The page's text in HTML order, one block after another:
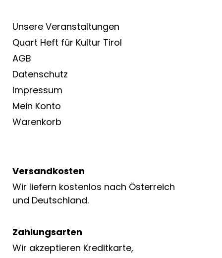
Unsere Veranstaltungen
Quart Heft für Kultur Tirol
AGB
Datenschutz
Impressum
Mein Konto
Warenkorb
Versandkosten
Wir liefern kostenlos nach Österreich
und Deutschland.
Zahlungsarten
Wir akzeptieren Kreditkarte,